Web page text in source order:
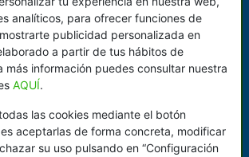
analíticos, para ofrecer funciones de
publicidad personalizada en
a partir de tus hábitos de
más información puedes consultar nuestra
AQUÍ.
las cookies mediante el botón
aceptarlas de forma concreta, modificar
su uso pulsando en “Configuración